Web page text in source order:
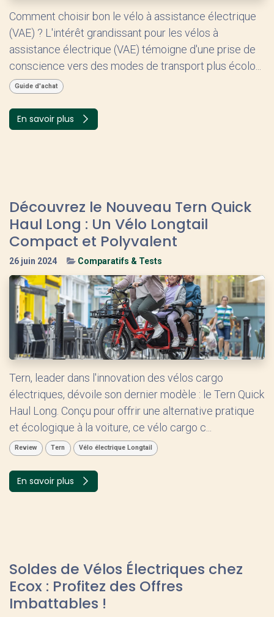
Comment choisir bon le vélo à assistance électrique
(VAE) ? L'intérêt grandissant pour les vélos à
assistance électrique (VAE) témoigne d'une prise de
conscience vers des modes de transport plus écolo...
Guide d'achat
En savoir plus
Découvrez le Nouveau Tern Quick
Haul Long : Un Vélo Longtail
Compact et Polyvalent
26 juin 2024 Comparatifs & Tests
Tern, leader dans l'innovation des vélos cargo
électriques, dévoile son dernier modèle : le Tern Quick
Haul Long. Conçu pour offrir une alternative pratique
et écologique à la voiture, ce vélo cargo c...
Review Tern Vélo électrique Longtail
En savoir plus
Soldes de Vélos Électriques chez
Ecox : Profitez des Offres
Imbattables !